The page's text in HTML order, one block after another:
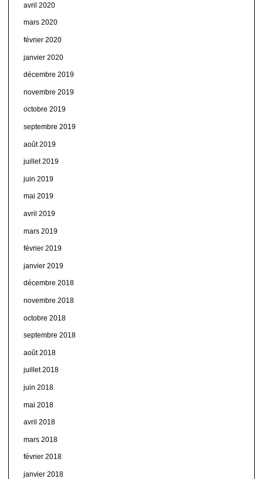
avril 2020
mars 2020
février 2020
janvier 2020
décembre 2019
novembre 2019
octobre 2019
septembre 2019
août 2019
juillet 2019
juin 2019
mai 2019
avril 2019
mars 2019
février 2019
janvier 2019
décembre 2018
novembre 2018
octobre 2018
septembre 2018
août 2018
juillet 2018
juin 2018
mai 2018
avril 2018
mars 2018
février 2018
janvier 2018